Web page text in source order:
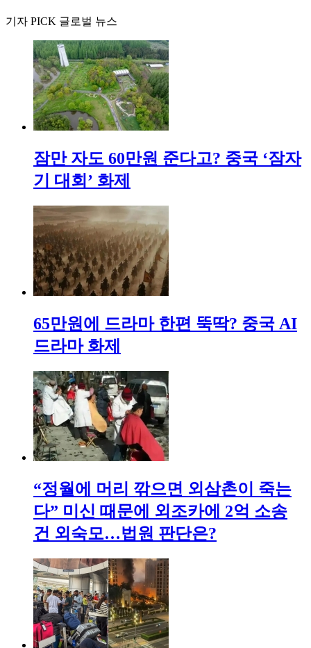
기자 PICK 글로벌 뉴스
잠만 자도 60만원 준다고? 중국 ‘잠자
기 대회’ 화제
65만원에 드라마 한편 뚝딱? 중국 AI
드라마 화제
“정월에 머리 깎으면 외삼촌이 죽는
다” 미신 때문에 외조카에 2억 소송
건 외숙모…법원 판단은?